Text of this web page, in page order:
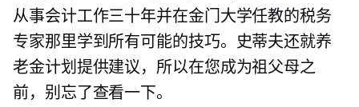
从事会计工作三十年并在金门大学任教的税务
专家那里学到所有可能的技巧。史蒂夫还就养
老金计划提供建议，所以在您成为祖父母之
前，别忘了查看一下。